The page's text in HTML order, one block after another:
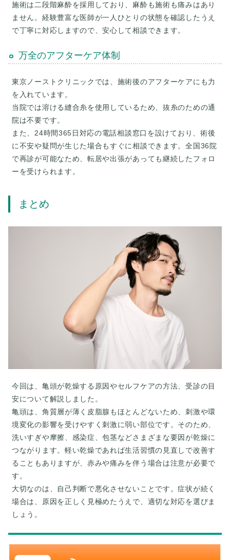
施術は二段階麻酔を採用しており、麻酔も施術も痛みはあり
ません。経験豊富な医師が一人ひとりの状態を確認したうえ
万全のアフターケア体制
東京ノーストクリニックでは、施術後のアフターケアにも力
を入れています。
当院では溶ける縫合糸を使用しているため、抜糸のための通
院は不要です。
また、24時間365日対応の電話相談窓口を設けており、術後
に不安や疑問が生じた場合もすぐに相談できます。全国36院
で再診が可能なため、転居や出張があっても継続したフォロ
まとめ
今回は、亀頭が乾燥する原因やセルフケアの方法、受診の目
安について解説しました。
亀頭は、角質層が薄く皮脂腺もほとんどないため、刺激や環
境変化の影響を受けやすく刺激に弱い部位です。そのため、
洗いすぎや摩擦、感染症、包茎などさまざまな要因が乾燥に
つながります。軽い乾燥であれば生活習慣の見直しで改善す
ることもありますが、赤みや痛みを伴う場合は注意が必要で
す。
大切なのは、自己判断で悪化させないことです。症状が続く
場合は、原因を正しく見極めたうえで、適切な対応を選びま